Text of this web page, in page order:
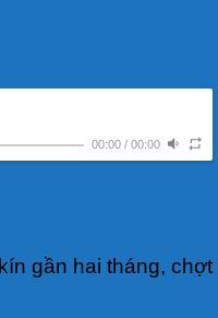
00:00 / 00:00
gần hai tháng, chợt